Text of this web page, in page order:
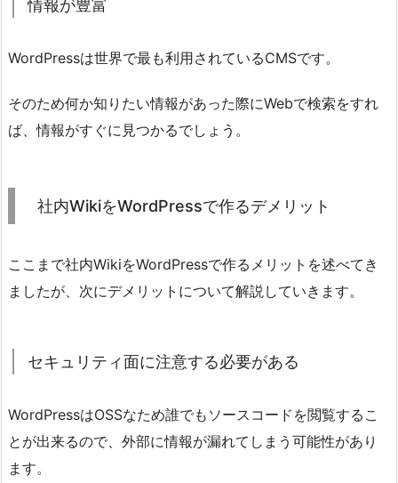
情報が豊富
WordPressは世界で最も利用されているCMSです。
そのため何か知りたい情報があった際にWebで検索をすれ
ば、情報がすぐに見つかるでしょう。
社内WikiをWordPressで作るデメリット
ここまで社内WikiをWordPressで作るメリットを述べてき
ましたが、次にデメリットについて解説していきます。
セキュリティ面に注意する必要がある
WordPressはOSSなため誰でもソースコードを閲覧するこ
とが出来るので、外部に情報が漏れてしまう可能性があり
ます。